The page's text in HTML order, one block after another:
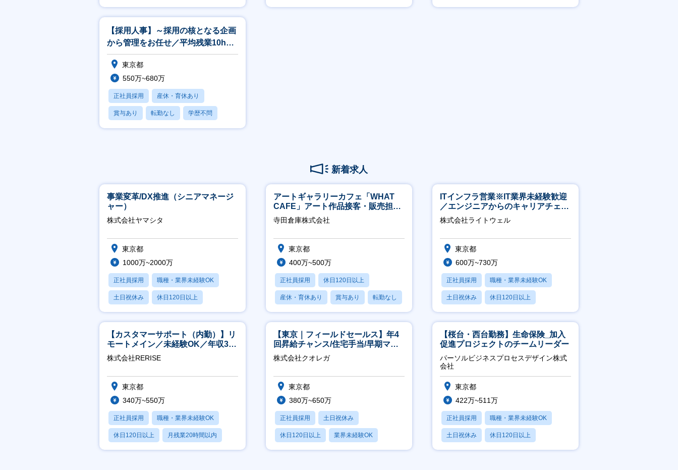
【採用人事】～採用の核となる企画
から管理をお任せ／平均残業10h／
有給消化率100％／住宅手当あり～
東京都
550万~680万
正社員採用 産休・育休あり
賞与あり 転勤なし 学歴不問
新着求人
事業変革/DX推進（シニアマネージ
ャー）
株式会社ヤマシタ
東京都
1000万~2000万
正社員採用 職種・業界未経験OK
土日祝休み 休日120日以上
産休・育休あり
アートギャラリーカフェ「WHAT
CAFE」アート作品接客・販売担当
※アート領域未経験可
寺田倉庫株式会社
東京都
400万~500万
正社員採用 休日120日以上
産休・育休あり 賞与あり 転勤なし
ITインフラ営業※IT業界未経験歓迎
／エンジニアからのキャリアチェン
ジ可※【週3～4日リモート可能】
株式会社ライトウェル
東京都
600万~730万
正社員採用 職種・業界未経験OK
土日祝休み 休日120日以上
月残業20時間以内
【カスタマーサポート（内勤）】リ
モートメイン／未経験OK／年収340
万～／年間休日125日
株式会社RERISE
東京都
340万~550万
正社員採用 職種・業界未経験OK
休日120日以上 月残業20時間以内
賞与あり
【東京｜フィールドセールス】年4
回昇給チャンス/住宅手当/早期マネ
ジメント機会あり！
株式会社クオレガ
東京都
380万~650万
正社員採用 土日祝休み
休日120日以上 業界未経験OK
産休・育休あり
【桜台・西台勤務】生命保険_加入
促進プロジェクトのチームリーダー
パーソルビジネスプロセスデザイン株式
会社
東京都
422万~511万
正社員採用 職種・業界未経験OK
土日祝休み 休日120日以上
産休・育休あり